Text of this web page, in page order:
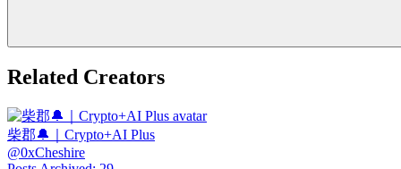
Related Creators
柴郡🔔｜Crypto+AI Plus
@0xCheshire